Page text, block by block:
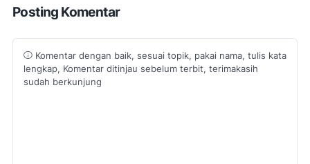
Posting Komentar
Komentar dengan baik, sesuai topik, pakai nama, tulis kata
lengkap, Komentar ditinjau sebelum terbit, terimakasih
sudah berkunjung